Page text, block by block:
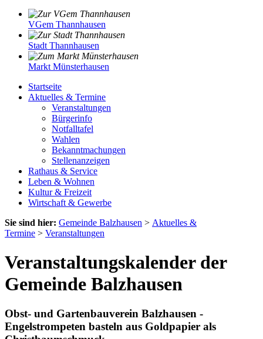
VGem Thannhausen
Stadt Thannhausen
Markt Münsterhausen
Startseite
Aktuelles & Termine
Veranstaltungen
Bürgerinfo
Notfalltafel
Wahlen
Bekanntmachungen
Stellenanzeigen
Rathaus & Service
Leben & Wohnen
Kultur & Freizeit
Wirtschaft & Gewerbe
Sie sind hier: Gemeinde Balzhausen > Aktuelles &
Termine > Veranstaltungen
Veranstaltungskalender der
Gemeinde Balzhausen
Obst- und Gartenbauverein Balzhausen -
Engelstrompeten basteln aus Goldpapier als